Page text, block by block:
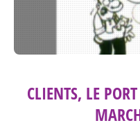
CLIENTS, LE